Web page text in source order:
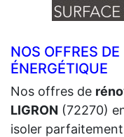
NOS OFFRES
ÉNERGÉTIQUE
Nos offres de
LIGRON (72270)
isoler